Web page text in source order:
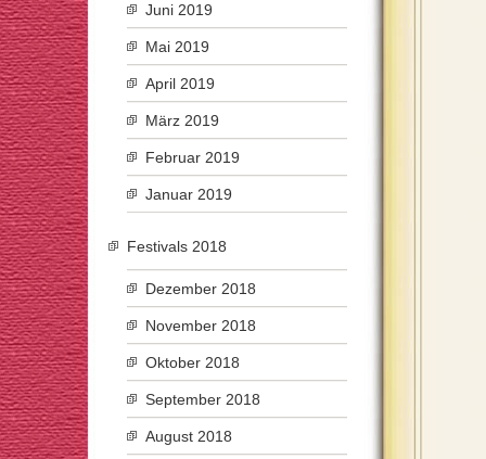
Juni 2019
Mai 2019
April 2019
März 2019
Februar 2019
Januar 2019
Festivals 2018
Dezember 2018
November 2018
Oktober 2018
September 2018
August 2018